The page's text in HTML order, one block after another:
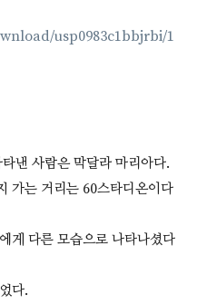
usp0983c1bbjrbi/1
낸 사람은 막달라 마리아다.
가는 거리는 60스타디온이다
게 다른 모습으로 나타나셨다
다.